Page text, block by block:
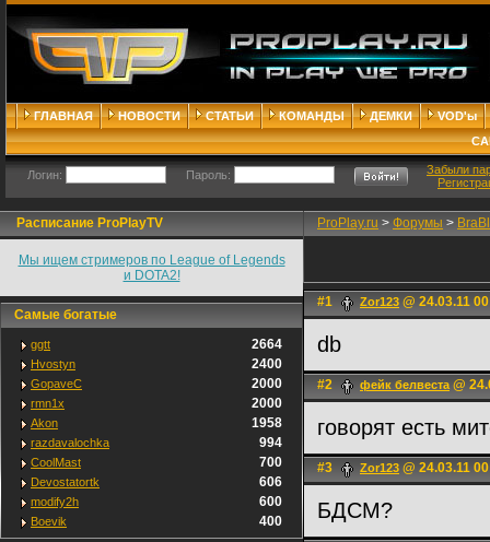
ГЛАВНАЯ НОВОСТИ СТАТЬИ КОМАНДЫ ДЕМКИ
VOD'ы
Логин: Пароль:
Забыли
Расписание ProPlayTV
Мы ищем стримеров по League of Legends
и DOTA2!
Самые богатые
ggtt 2664
Hvostyn 2400
GopaveC 2000
rmn1x 2000
Akon 1958
razdavalochka 994
CoolMast 700
Devostatortk 606
modify2h 600
Boevik 400
ProPlay.ru > Форумы >
#1 Zor123 @ 24.03.11
db
#2 фейк белвеста@
говорят есть
#3 Zor123 @ 24.03.11
БДСМ?